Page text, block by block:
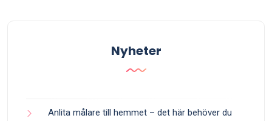
Nyheter
Anlita målare till hemmet – det här behöver du